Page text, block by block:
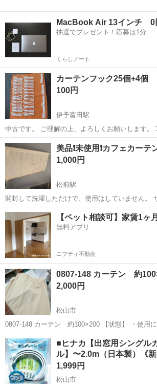
MacBook Air 13インチ 0
抽選でプレゼント！応募は1分
くらしノート
カーテンフック25個+4個
100円
伊予富田駅
中古です。 ご理解の上、よろしくお願いします。
タイプが違うので、おまけです。
愛媛 今治市 伊予富田駅 カーテン、ブ
カーテン
美品❗️未使用❗️カフェカー
1,000円
松前駅
開封して洗濯しただけで、使用はしていません。 サイズは小さい方が
幅 1000㎜ 高さ 450㎜ 大きい方が 幅 1500㎜ 高さ 750㎜ 共
愛媛 伊予郡 松前駅 カーテン、ブライ
カフェカーテン
【ペット相談可】家賃1ヶ
無料アプリ
ニフティ不動産
0807-148 カーテン 約
2,000円
松山市
0807-148 カーテン 約100×200 【状態】 ・使用に伴う多少のスレ、
キズ、落としきれない汚れなどございます ・詳細
さい ・お値引きは出来かねますのでご了承願いま
愛媛 松山市 カーテン、ブラインド
■ヒナカ【出窓用シングル
ル】〜2.0m（日本製）《新
1,999円
松山市